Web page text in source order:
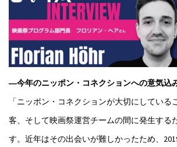
―今年のニッポン・コネクションへの意気込
「ニッポン・コネクションが大切にしている
客、そして映画祭運営チームの間に発生する
す。近年はその出会いが難しかったため、